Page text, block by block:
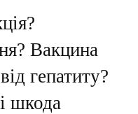
Вакцина
гепатиту?
шкода